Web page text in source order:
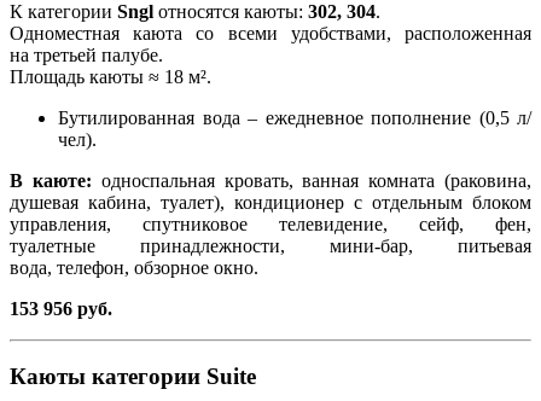
К категории Sngl относятся каюты: 302, 304.
Одноместная каюта со всеми удобствами, расположенная
на третьей палубе.
Площадь каюты ≈ 18 м².
Бутилированная вода – ежедневное пополнение (0,5 л/
чел).
В каюте: односпальная кровать, ванная комната (раковина,
душевая кабина, туалет), кондиционер с отдельным блоком
управления, спутниковое телевидение, сейф, фен,
туалетные принадлежности, мини-бар, питьевая
вода, телефон, обзорное окно.
153 956 руб.
Каюты категории Suite